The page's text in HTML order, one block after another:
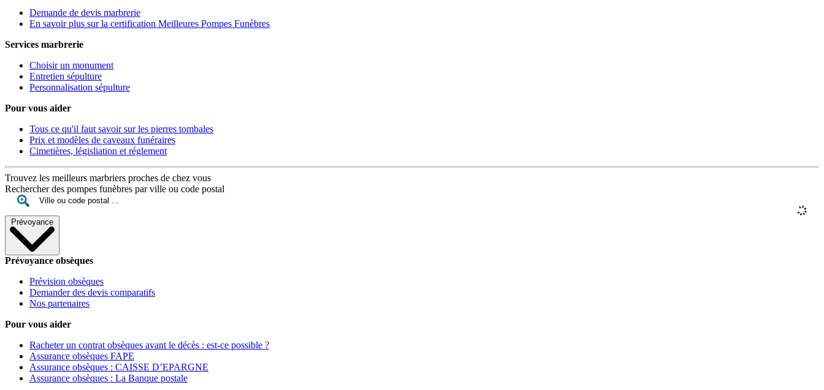
Demande de devis marbrerie
En savoir plus sur la certification Meilleures Pompes Funèbres
Services marbrerie
Choisir un monument
Entretien sépulture
Personnalisation sépulture
Pour vous aider
Tous ce qu'il faut savoir sur les pierres tombales
Prix et modèles de caveaux funéraires
Cimetières, législiation et réglement
Trouvez les meilleurs marbriers proches de chez vous
Rechercher des pompes funèbres par ville ou code postal
Prévoyance
Prévoyance obsèques
Prévision obsèques
Demander des devis comparatifs
Nos partenaires
Pour vous aider
Racheter un contrat obsèques avant le décès : est-ce possible ?
Assurance obsèques FAPE
Assurance obsèques : CAISSE D’EPARGNE
Assurance obsèques : La Banque postale